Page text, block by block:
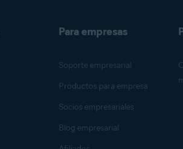
Para empresas
Soporte empresarial
Productos para empresa
Socios empresariales
Blog empresarial